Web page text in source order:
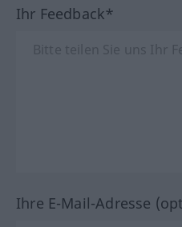
Ihr Feedback*
Ihre E-Mail-Adresse